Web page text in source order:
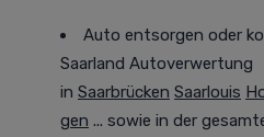
Auto entsorgen oder
Saarland Autoverwertung
in Saarbrücken Saarlouis
gen ... sowie in der